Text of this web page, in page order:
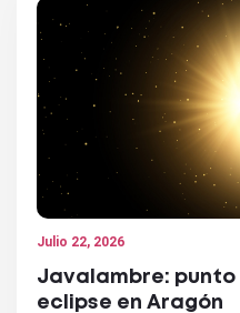
Julio 22, 2026
Javalambre: punto
eclipse en Aragón